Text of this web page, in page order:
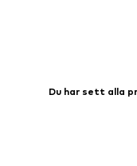
Du har sett alla